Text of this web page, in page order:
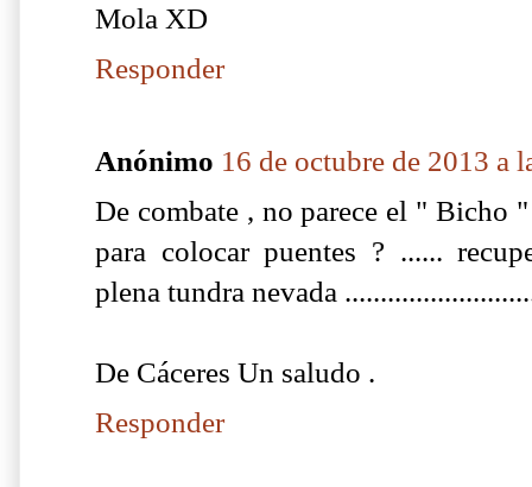
Mola XD
Responder
Anónimo 16 de octubre de 2013 a
De combate , no parece el " Bicho
para colocar puentes ? ......
plena tundra nevada
De Cáceres Un saludo .
Responder